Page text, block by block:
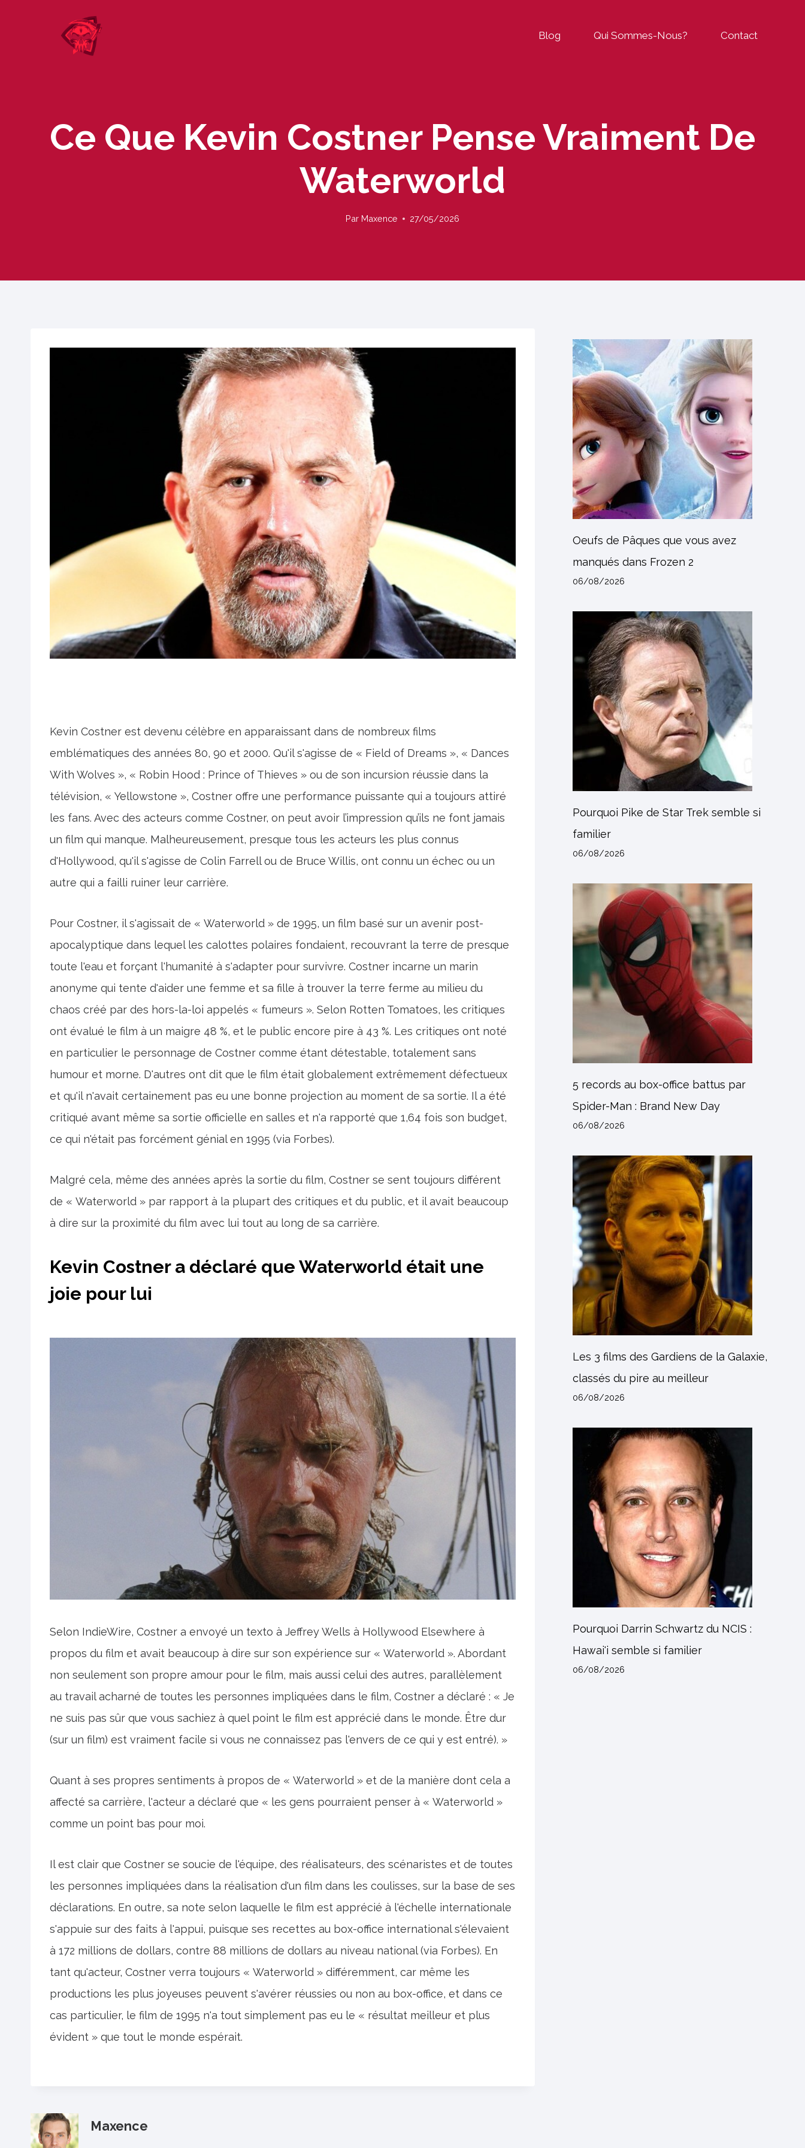
Blog Qui Sommes-Nous? Contact
Ce Que Kevin Costner Pense Vraiment De
Waterworld
Par Maxence 27/05/2026
Kevin Costner est devenu célèbre en apparaissant dans de nombreux films
emblématiques des années 80, 90 et 2000. Qu'il s'agisse de « Field of Dreams », « Dances
With Wolves », « Robin Hood : Prince of Thieves » ou de son incursion réussie dans la
télévision, « Yellowstone », Costner offre une performance puissante qui a toujours attiré
les fans. Avec des acteurs comme Costner, on peut avoir l’impression qu’ils ne font jamais
un film qui manque. Malheureusement, presque tous les acteurs les plus connus
d'Hollywood, qu'il s'agisse de Colin Farrell ou de Bruce Willis, ont connu un échec ou un
autre qui a failli ruiner leur carrière.
Pour Costner, il s'agissait de « Waterworld » de 1995, un film basé sur un avenir post-
apocalyptique dans lequel les calottes polaires fondaient, recouvrant la terre de presque
toute l'eau et forçant l'humanité à s'adapter pour survivre. Costner incarne un marin
anonyme qui tente d'aider une femme et sa fille à trouver la terre ferme au milieu du
chaos créé par des hors-la-loi appelés « fumeurs ». Selon Rotten Tomatoes, les critiques
ont évalué le film à un maigre 48 %, et le public encore pire à 43 %. Les critiques ont noté
en particulier le personnage de Costner comme étant détestable, totalement sans
humour et morne. D'autres ont dit que le film était globalement extrêmement défectueux
et qu'il n'avait certainement pas eu une bonne projection au moment de sa sortie. Il a été
critiqué avant même sa sortie officielle en salles et n'a rapporté que 1,64 fois son budget,
ce qui n'était pas forcément génial en 1995 (via Forbes).
Malgré cela, même des années après la sortie du film, Costner se sent toujours différent
de « Waterworld » par rapport à la plupart des critiques et du public, et il avait beaucoup
à dire sur la proximité du film avec lui tout au long de sa carrière.
Kevin Costner a déclaré que Waterworld était une
joie pour lui
Selon IndieWire, Costner a envoyé un texto à Jeffrey Wells à Hollywood Elsewhere à
propos du film et avait beaucoup à dire sur son expérience sur « Waterworld ». Abordant
non seulement son propre amour pour le film, mais aussi celui des autres, parallèlement
au travail acharné de toutes les personnes impliquées dans le film, Costner a déclaré : « Je
ne suis pas sûr que vous sachiez à quel point le film est apprécié dans le monde. Être dur
(sur un film) est vraiment facile si vous ne connaissez pas l'envers de ce qui y est entré). »
Quant à ses propres sentiments à propos de « Waterworld » et de la manière dont cela a
affecté sa carrière, l'acteur a déclaré que « les gens pourraient penser à « Waterworld »
comme un point bas pour moi.
Il est clair que Costner se soucie de l'équipe, des réalisateurs, des scénaristes et de toutes
les personnes impliquées dans la réalisation d'un film dans les coulisses, sur la base de ses
déclarations. En outre, sa note selon laquelle le film est apprécié à l'échelle internationale
s'appuie sur des faits à l'appui, puisque ses recettes au box-office international s'élevaient
à 172 millions de dollars, contre 88 millions de dollars au niveau national (via Forbes). En
tant qu'acteur, Costner verra toujours « Waterworld » différemment, car même les
productions les plus joyeuses peuvent s'avérer réussies ou non au box-office, et dans ce
cas particulier, le film de 1995 n'a tout simplement pas eu le « résultat meilleur et plus
évident » que tout le monde espérait.
Maxence
Oeufs de Pâques que vous avez
manqués dans Frozen 2
06/08/2026
Pourquoi Pike de Star Trek semble si
familier
06/08/2026
5 records au box-office battus par
Spider-Man : Brand New Day
06/08/2026
Les 3 films des Gardiens de la Galaxie,
classés du pire au meilleur
06/08/2026
Pourquoi Darrin Schwartz du NCIS :
Hawai'i semble si familier
06/08/2026